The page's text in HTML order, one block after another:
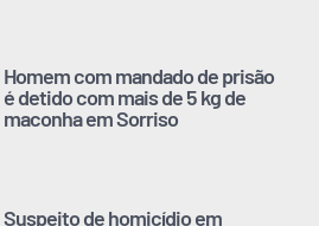
Homem com mandado de prisão
é detido com mais de 5 kg de
maconha em Sorriso
Suspeito de homicídio em